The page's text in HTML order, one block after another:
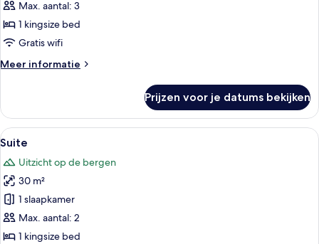
suite
laden
Max. aantal: 3
1 kingsize bed
Gratis wifi
Meer informatie
Meer
suite
Prijzen voor je datums bekijken
Alle
foto's
voor
Suite
laden
Een slaapkamer met een houten
5
Suite
Uitzicht op de bergen
30 m²
1 slaapkamer
Max. aantal: 2
1 kingsize bed